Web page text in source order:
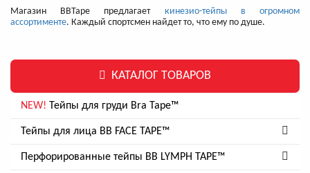
Магазин BBTape предлагает кинезио-тейпы в огромном
ассортименте. Каждый спортсмен найдет то, что ему по душе.
КАТАЛОГ ТОВАРОВ
NEW! Тейпы для груди Bra Tape™
Тейпы для лица BB FACE TAPE™
Перфорированные тейпы BB LYMPH TAPE™